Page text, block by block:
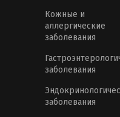
Кожные и
аллергические
заболевания
заболевания
заболевания